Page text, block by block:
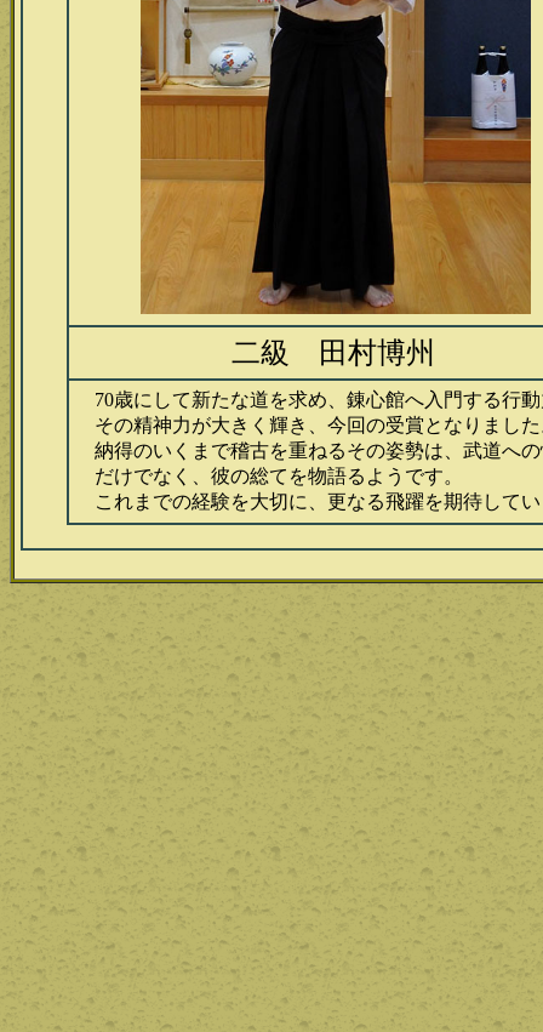
二級 田村博州
70歳にして新たな道を求め、錬心館へ入門する行
その精神力が大きく輝き、今回の受賞となりまし
納得のいくまで稽古を重ねるその姿勢は、武道へ
だけでなく、彼の総てを物語るようです。
これまでの経験を大切に、更なる飛躍を期待して